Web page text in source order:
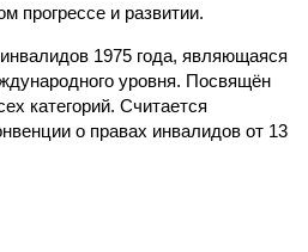
прогрессе и развитии.
1975 года, являющаяся
уровня. Посвящён
категорий. Считается
о правах инвалидов от 13